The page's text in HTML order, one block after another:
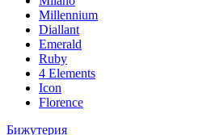
Millennium
Diallant
Emerald
Ruby
4 Elements
Icon
Florence
Бижутерия